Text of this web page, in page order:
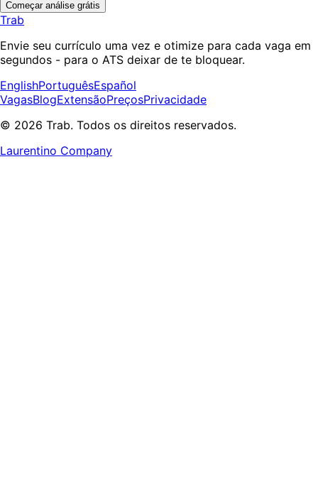
Começar análise grátis
Trab
Envie seu currículo uma vez e otimize para cada vaga em
segundos - para o ATS deixar de te bloquear.
EnglishPortuguêsEspañol
VagasBlogExtensãoPreçosPrivacidade
© 2026 Trab. Todos os direitos reservados.
Laurentino Company